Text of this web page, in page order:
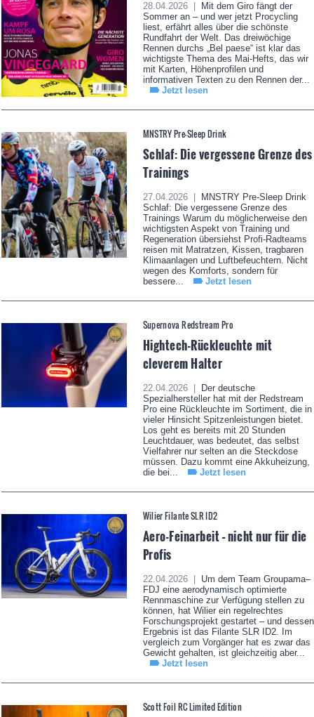
28.04.2026 |
Mit dem Giro fängt der
Sommer an – und wer jetzt Procycling
liest, erfährt alles über die schönste
Rundfahrt der Welt. Das dreiwöchige
Rennen durchs „Bel paese“ ist klar das
wichtigste Thema des Mai-Hefts, das wir
mit Karten, Höhenprofilen und
informativen Texten zu den Rennen der...
Jetzt lesen
MNSTRY Pre-Sleep Drink
Schlaf: Die vergessene Grenze des
Trainings
27.04.2026 |
MNSTRY Pre-Sleep Drink
Schlaf: Die vergessene Grenze des
Trainings Warum du möglicherweise den
wichtigsten Aspekt von Training und
Regeneration übersiehst Profi-Radteams
reisen mit Matratzen, Kissen, tragbaren
Klimaanlagen und Luftbefeuchtern. Nicht
wegen des Komforts, sondern für
bessere...
Jetzt lesen
Supernova Redstream Pro
Hightech-Rückleuchte mit
cleverem Halter
22.04.2026 |
Der deutsche
Spezialhersteller hat mit der Redstream
Pro eine Rückleuchte im Sortiment, die in
vieler Hinsicht Spitzenleistungen bietet.
Los geht es bereits mit 20 Stunden
Leuchtdauer, was bedeutet, das selbst
Vielfahrer nur selten an die Steckdose
müssen. Dazu kommt eine Akkuheizung,
die bei...
Jetzt lesen
Wilier Filante SLR ID2
Aero-Feinarbeit – nicht nur für die
Profis
22.04.2026 |
Um dem Team Groupama–
FDJ eine aerodynamisch optimierte
Rennmaschine zur Verfügung stellen zu
können, hat Wilier ein regelrechtes
Forschungsprojekt gestartet – und dessen
Ergebnis ist das Filante SLR ID2. Im
vergleich zum Vorgänger hat es zwar das
Gewicht gehalten, ist gleichzeitig aber...
Jetzt lesen
Scott Foil RC Limited Edition